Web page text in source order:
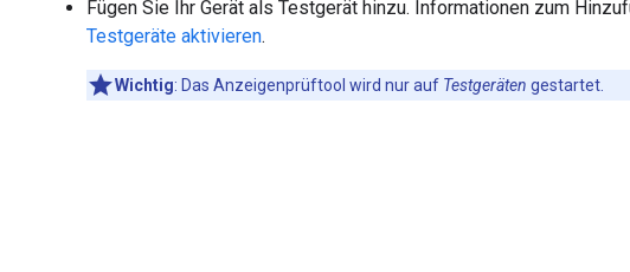
Fügen Sie Ihr Gerät als Testgerät hinzu. Informationen zum
Testgeräte aktivieren.
Wichtig: Das Anzeigenprüftool wird nur auf Testgeräten gestartet.